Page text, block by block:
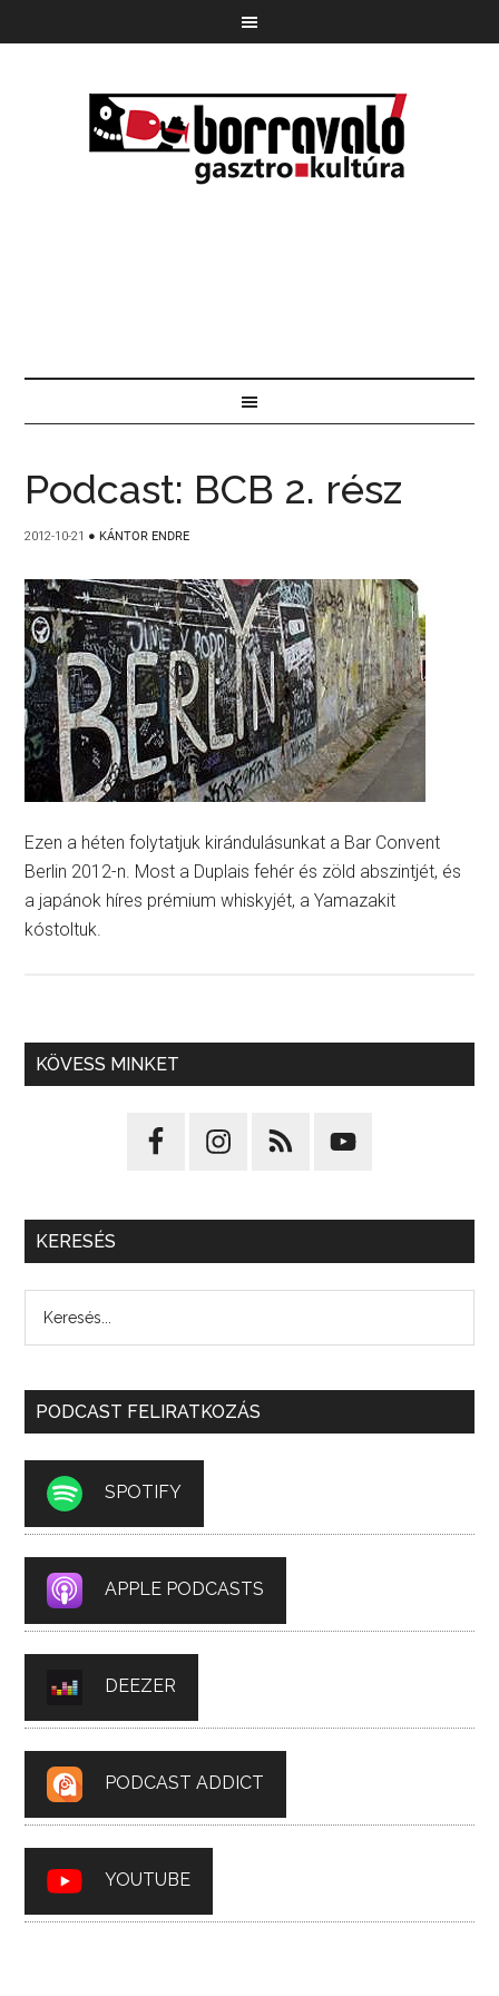
Podcast: BCB 2. rész
2012-10-21 ● KÁNTOR ENDRE
Ezen a héten folytatjuk kirándulásunkat a Bar Convent
Berlin 2012-n. Most a Duplais fehér és zöld abszintjét, és
a japánok híres prémium whiskyjét, a Yamazakit
kóstoltuk.
KÖVESS MINKET
KERESÉS
PODCAST FELIRATKOZÁS
SPOTIFY
APPLE PODCASTS
DEEZER
PODCAST ADDICT
YOUTUBE